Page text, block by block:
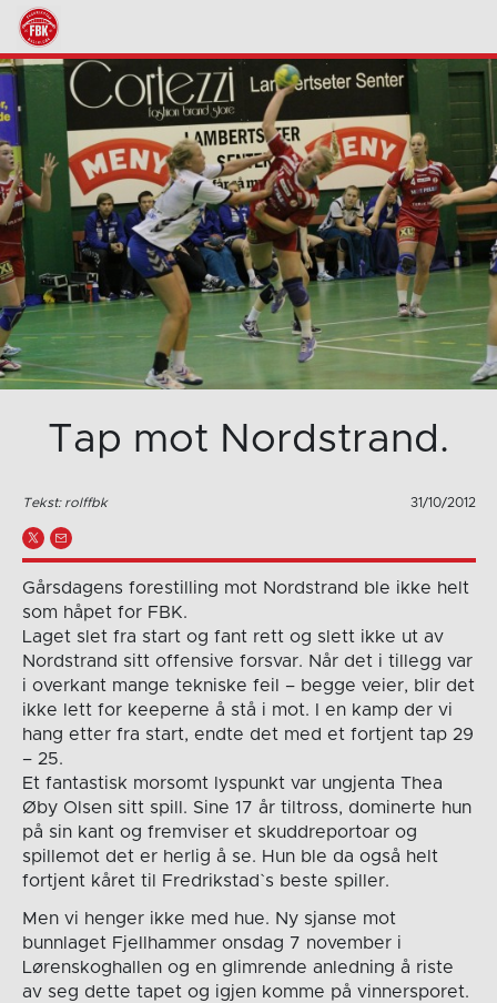
Tap mot Nordstrand.
Tekst: rolffbk 31/10/2012
Gårsdagens forestilling mot Nordstrand ble ikke helt
som håpet for FBK.
Laget slet fra start og fant rett og slett ikke ut av
Nordstrand sitt offensive forsvar. Når det i tillegg var
i overkant mange tekniske feil – begge veier, blir det
ikke lett for keeperne å stå i mot. I en kamp der vi
hang etter fra start, endte det med et fortjent tap 29
– 25.
Et fantastisk morsomt lyspunkt var ungjenta Thea
Øby Olsen sitt spill. Sine 17 år tiltross, dominerte hun
på sin kant og fremviser et skuddreportoar og
spillemot det er herlig å se. Hun ble da også helt
fortjent kåret til Fredrikstad`s beste spiller.
Men vi henger ikke med hue. Ny sjanse mot
bunnlaget Fjellhammer onsdag 7 november i
Lørenskoghallen og en glimrende anledning å riste
av seg dette tapet og igjen komme på vinnersporet.